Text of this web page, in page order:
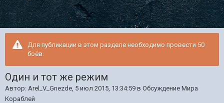
Для публикации в этом разделе необходимо провести 50
боёв.
Один и тот же режим
Автор: Arel_V_Gnezde, 5 июл 2015, 13:34:59 в Обсуждение Мира
Кораблей